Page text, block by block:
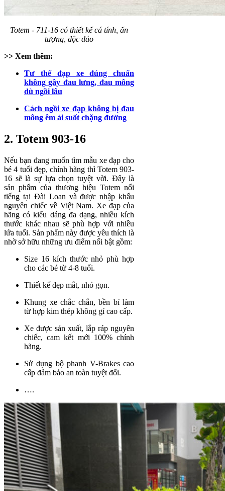
Totem - 711-16 có thiết kế cá tính, ấn
tượng, độc đáo
>> Xem thêm:
Tư thế đạp xe đúng chuẩn
không gây đau lưng, đau mông
dù ngồi lâu
Cách ngồi xe đạp không bị đau
mông êm ái suốt chặng đường
2. Totem 903-16
Nếu bạn đang muốn tìm mẫu xe đạp cho
bé 4 tuổi đẹp, chính hãng thì Totem 903-
16 sẽ là sự lựa chọn tuyệt vời. Đây là
sản phẩm của thương hiệu Totem nổi
tiếng tại Đài Loan và được nhập khẩu
nguyên chiếc về Việt Nam. Xe đạp của
hãng có kiểu dáng đa dạng, nhiều kích
thước khác nhau sẽ phù hợp với nhiều
lứa tuổi. Sản phẩm này được yêu thích là
nhờ sở hữu những ưu điểm nổi bật gồm:
Size 16 kích thước nhỏ phù hợp
cho các bé từ 4-8 tuổi.
Thiết kế đẹp mắt, nhỏ gọn.
Khung xe chắc chắn, bền bỉ làm
từ hợp kim thép không gỉ cao cấp.
Xe được sản xuất, lắp ráp nguyên
chiếc, cam kết mới 100% chính
hãng.
Sử dụng bộ phanh V-Brakes cao
cấp đảm bảo an toàn tuyệt đối.
….